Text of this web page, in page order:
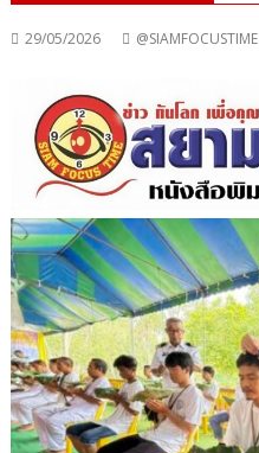
29/05/2026 @SIAMFOCUSTIME